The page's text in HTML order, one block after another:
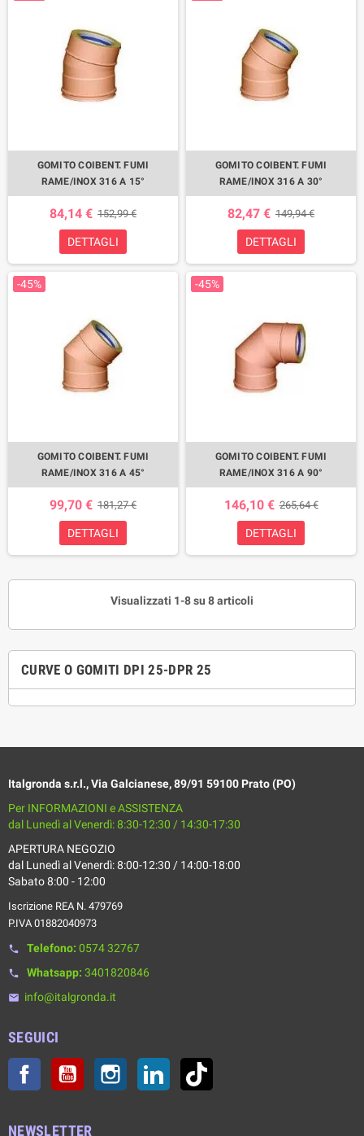
CURVE O GOMITI DPI 25-DPR 25
GOMITO COIBENT. FUMI
RAME/INOX 316 A 15°
84,14 € 152,99 €
DETTAGLI
GOMITO COIBENT. FUMI
RAME/INOX 316 A 30°
82,47 € 149,94 €
DETTAGLI
-45%
GOMITO COIBENT. FUMI
RAME/INOX 316 A 45°
99,70 € 181,27 €
DETTAGLI
-45%
GOMITO COIBENT. FUMI
RAME/INOX 316 A 90°
146,10 € 265,64 €
DETTAGLI
Visualizzati 1-8 su 8 articoli
Italgronda s.r.l., Via Galcianese, 89/91 59100 Prato (PO)
Per INFORMAZIONI e ASSISTENZA
dal Lunedì al Venerdì: 8:30-12:30 / 14:30-17:30
APERTURA NEGOZIO
dal Lunedì al Venerdì: 8:00-12:30 / 14:00-18:00
Sabato 8:00 - 12:00
Iscrizione REA N. 479769
P.IVA 01882040973
phone Telefono: 0574 32767
phone Whatsapp: 3401820846
email info@italgronda.it
SEGUICI
Facebook YouTube Instagram LinkedIn
NEWSLETTER